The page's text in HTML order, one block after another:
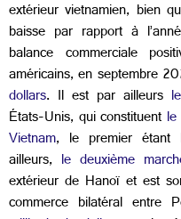
extérieur vietnamien, bien
baisse par rapport à
balance commerciale
américains, en septembre
dollars. Il est par ailleurs
États-Unis, qui constituent
Vietnam, le premier étant
ailleurs, le deuxième
extérieur de Hanoï et est
commerce bilatéral entre